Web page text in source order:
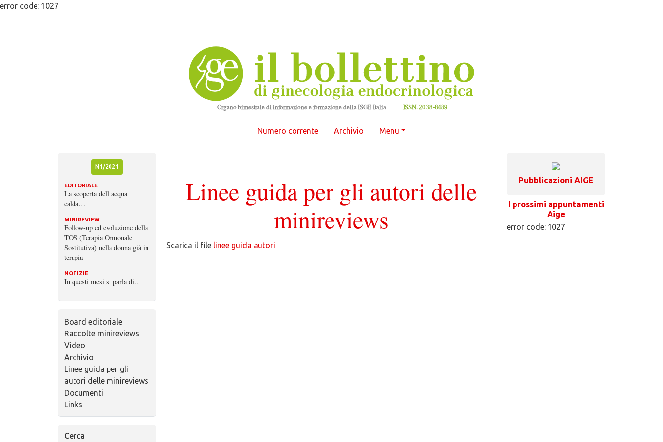
Skip
error code: 1027
Numero corrente Archivio Menu
N1/2021
EDITORIALE
La scoperta dell’acqua
calda…
MINIREVIEW
Follow-up ed evoluzione della
TOS (Terapia Ormonale
Sostitutiva) nella donna già in
terapia
NOTIZIE
In questi mesi si parla di..
Board editoriale
Raccolte minireviews
Video
Archivio
Linee guida per gli
autori delle minireviews
Documenti
Links
Cerca
Linee guida per gli autori delle
minireviews
Scarica il file linee guida autori
Pubblicazioni AIGE
I prossimi appuntamenti
Aige
error code: 1027